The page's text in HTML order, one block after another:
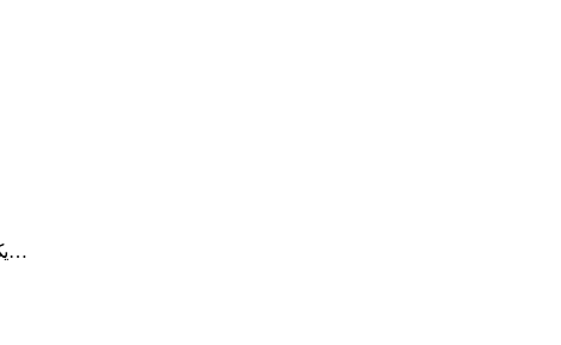
Living Earth یک برنامه زیبا برای نمایش آب و هوا و ساعت در سیستم…